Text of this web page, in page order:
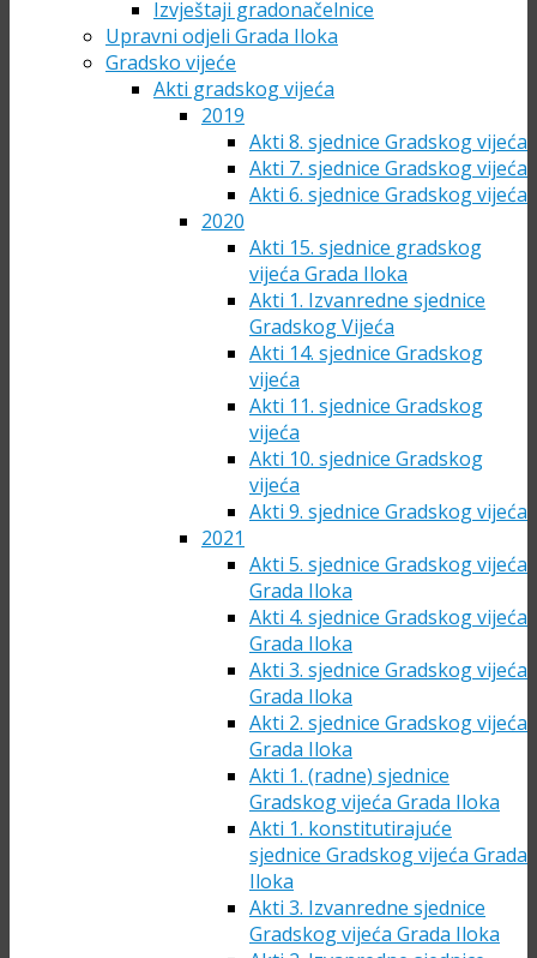
Izvještaji gradonačelnice
Upravni odjeli Grada Iloka
Gradsko vijeće
Akti gradskog vijeća
2019
Akti 8. sjednice Gradskog vijeća
Akti 7. sjednice Gradskog vijeća
Akti 6. sjednice Gradskog vijeća
2020
Akti 15. sjednice gradskog
vijeća Grada Iloka
Akti 1. Izvanredne sjednice
Gradskog Vijeća
Akti 14. sjednice Gradskog
vijeća
Akti 11. sjednice Gradskog
vijeća
Akti 10. sjednice Gradskog
vijeća
Akti 9. sjednice Gradskog vijeća
2021
Akti 5. sjednice Gradskog vijeća
Grada Iloka
Akti 4. sjednice Gradskog vijeća
Grada Iloka
Akti 3. sjednice Gradskog vijeća
Grada Iloka
Akti 2. sjednice Gradskog vijeća
Grada Iloka
Akti 1. (radne) sjednice
Gradskog vijeća Grada Iloka
Akti 1. konstitutirajuće
sjednice Gradskog vijeća Grada
Iloka
Akti 3. Izvanredne sjednice
Gradskog vijeća Grada Iloka